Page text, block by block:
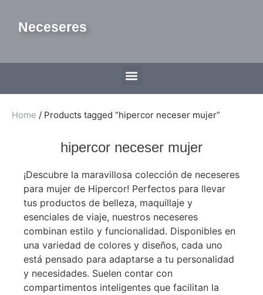
Neceseres
Home / Products tagged “hipercor neceser mujer”
hipercor neceser mujer
¡Descubre la maravillosa colección de neceseres
para mujer de Hipercor! Perfectos para llevar
tus productos de belleza, maquillaje y
esenciales de viaje, nuestros neceseres
combinan estilo y funcionalidad. Disponibles en
una variedad de colores y diseños, cada uno
está pensado para adaptarse a tu personalidad
y necesidades. Suelen contar con
compartimentos inteligentes que facilitan la